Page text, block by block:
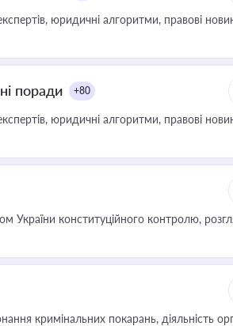
юридичні алгоритми, правові
поради +80
юридичні алгоритми, правові
України конституційного контролю,
кримінальних покарань, діяльність